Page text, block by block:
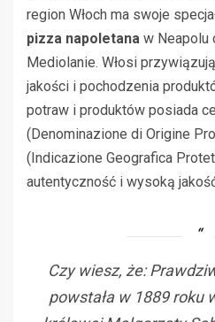
region Włoch ma swoje
pizza napoletana w Neapolu
Mediolanie. Włosi
jakości i pochodzenia
potraw i produktów posiada
(Denominazione di Origine
(Indicazione Geografica
autentyczność i wysoką
Czy wiesz, że:
powstała w 1889 roku